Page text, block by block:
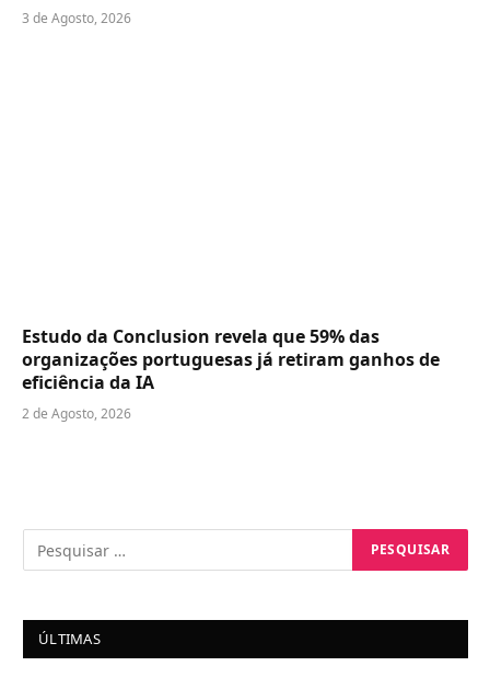
3 de Agosto, 2026
Estudo da Conclusion revela que 59% das
organizações portuguesas já retiram ganhos de
eficiência da IA
2 de Agosto, 2026
ÚLTIMAS